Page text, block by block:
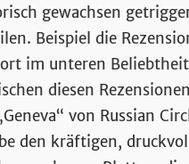
gewachsen
Beispiel die
im unteren
diesen
von Russian
den kräftigen,